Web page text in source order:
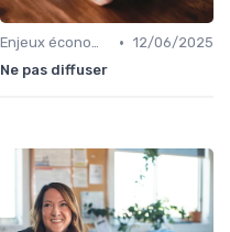
Enjeux économiques et marché B2B • 12/06/2025
Ne pas diffuser